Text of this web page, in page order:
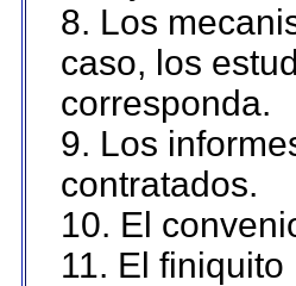
8. Los
caso, los
corresponda.
9. Los
contratados.
10. El
11. El finiquito